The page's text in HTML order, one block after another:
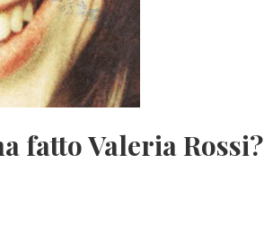
fatto Valeria Rossi?